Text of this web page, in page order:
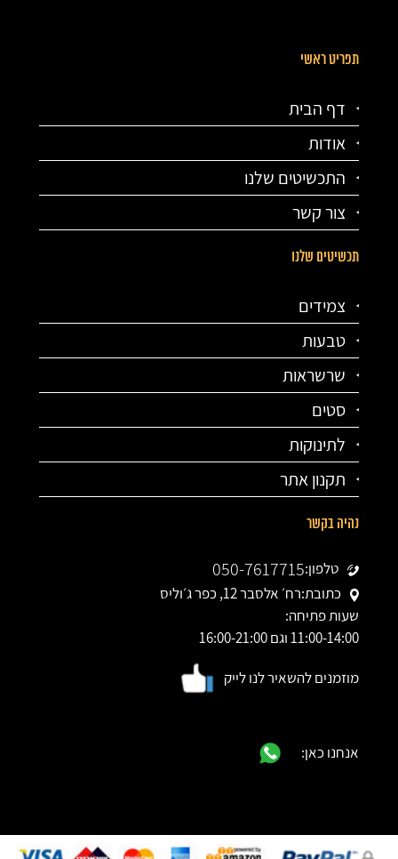
תפריט ראשי
דף הבית
אודות
התכשיטים שלנו
צור קשר
תכשיטים שלנו
צמידים
טבעות
שרשראות
סטים
לתינוקות
תקנון אתר
נהיה בקשר
טלפון:050-7617715
כתובת:רח׳ אלסבר 12, כפר ג׳וליס
שעות פתיחה:
11:00-14:00 וגם 16:00-21:00
מוזמנים להשאיר לנו לייק
אנחנו כאן: